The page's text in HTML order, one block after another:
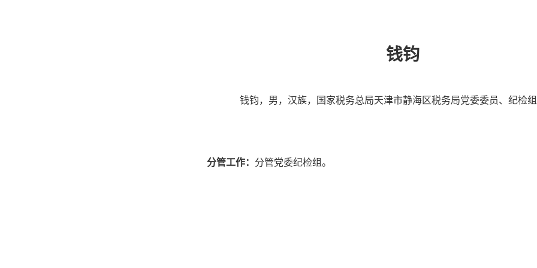
钱钧
钱钧，男，汉族，国家税务总局天津市静海区税务局党委委员、纪检
分管工作： 分管党委纪检组。